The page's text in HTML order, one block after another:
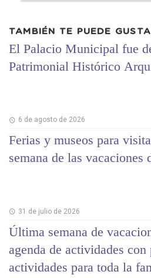
TAMBIÉN TE PUEDE
El Palacio Municipal fue
Patrimonial Histórico
6 de agosto de 2026
Ferias y museos para
semana de las vacaciones
31 de julio de 2026
Última semana de
agenda de actividades con
actividades para toda la